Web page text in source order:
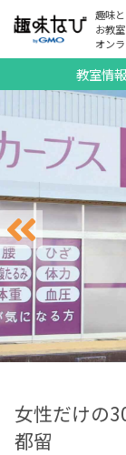
趣味
お教
オン
教室情報
女性だけの
都留